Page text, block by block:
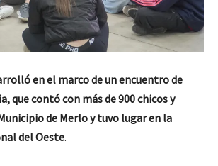
en el marco de un encuentro de
que contó con más de 900 chicos y
de Merloy tuvo lugar en la
del Oeste.